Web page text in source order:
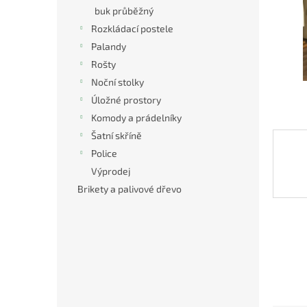
buk průběžný
Rozkládací postele
Palandy
Rošty
Noční stolky
Úložné prostory
Komody a prádelníky
Šatní skříně
Police
Výprodej
Brikety a palivové dřevo